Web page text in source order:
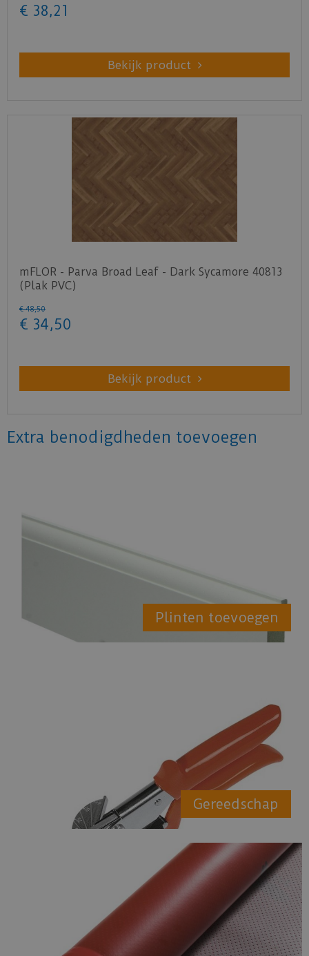
€ 38,21
Bekijk product
mFLOR - Parva Broad Leaf - Dark Sycamore 40813
(Plak PVC)
€ 48,50
€ 34,50
Bekijk product
Extra benodigdheden toevoegen
Plinten toevoegen
Gereedschap